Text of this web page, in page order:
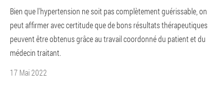
Bien que l'hypertension ne soit pas complètement guérissable, on
peut affirmer avec certitude que de bons résultats thérapeutiques
peuvent être obtenus grâce au travail coordonné du patient et du
médecin traitant.
17 Mai 2022